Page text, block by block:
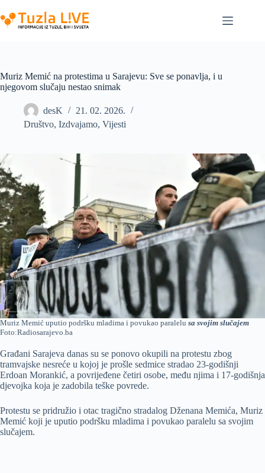
to
content
Muriz Memić na protestima u Sarajevu: Sve se ponavlja, i u
njegovom slučaju nestao snimak
desK
21. 02. 2026.
Društvo, Izdvajamo, Vijesti
Muriz Memić uputio podršku mladima i povukao paralelu sa svojim slučajem
Foto:Radiosarajevo.ba
Građani Sarajeva danas su se ponovo okupili na protestu zbog
tramvajske nesreće u kojoj je prošle sedmice stradao 23-godišnji
Erdoan Morankić, a povrijeđene četiri osobe, među njima i 17-godišnja
djevojka koja je zadobila teške povrede.
Protestu se pridružio i otac tragično stradalog Dženana Memića, Muriz
Memić koji je uputio podršku mladima i povukao paralelu sa svojim
slučajem.